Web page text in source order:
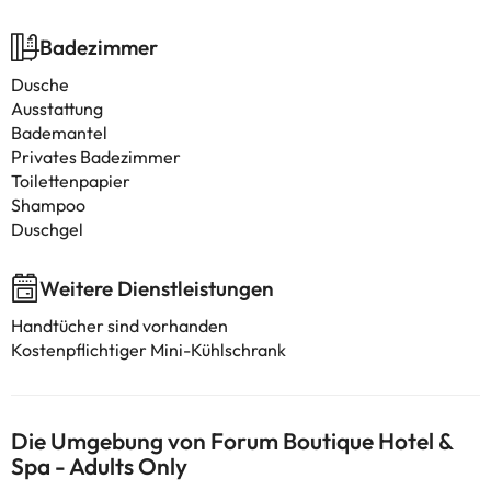
Badezimmer
Dusche
Ausstattung
Bademantel
Privates Badezimmer
Toilettenpapier
Shampoo
Duschgel
Weitere Dienstleistungen
Handtücher sind vorhanden
Kostenpflichtiger Mini-Kühlschrank
Die Umgebung von Forum Boutique Hotel &
Spa - Adults Only